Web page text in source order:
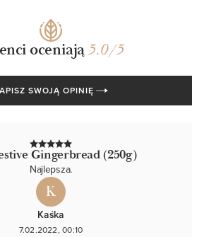
oceniają /5
SWOJĄ OPINIĘ
Gingerbread (250g)
Najlepsza.
K
Kaśka
7.02.2022, 00:10